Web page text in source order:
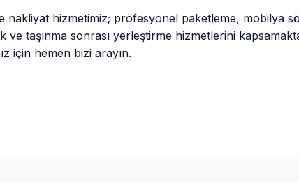
nakliyat hizmetimiz; profesyonel paketleme, mobilya
ve taşınma sonrası yerleştirme hizmetlerini
için hemen bizi arayın.